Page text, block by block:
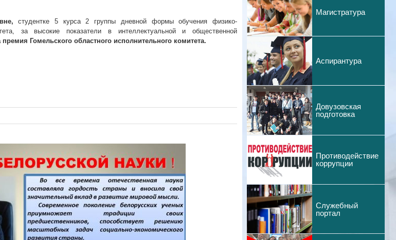
студентке 5 курса 2 группы дневной формы обучения физико-
за высокие показатели в интеллектуальной и общественной
премия Гомельского областного исполнительного комитета.
Магистратура
Аспирантура
Довузовская
подготовка
Противодействие
коррупции
Служебный
портал